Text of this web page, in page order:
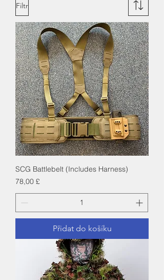
Filtr
SCG Battlebelt (Includes Harness)
Cena
78,00 £
Přidat do košíku